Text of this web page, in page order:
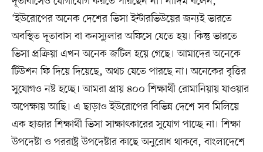
‘ইউরোপের অনেক দেশের ভিসা ইন্টারভিউয়ের জন্যই ভারতে
অবস্থিত দূতাবাস বা কনস্যুলার অফিসে যেতে হয়। কিন্তু ভারতে
ভিসা প্রক্রিয়া এখন অনেক জটিল হয়ে গেছে। আমাদের অনেকে
টিউশন ফি দিয়ে দিয়েছে, অথচ যেতে পারছে না। অনেকের বৃত্তির
সুযোগও নষ্ট হচ্ছে। আমরা প্রায় ৪০০ শিক্ষার্থী রোমানিয়ায় যাওয়ার
অপেক্ষায় আছি। এ ছাড়াও ইউরোপের বিভিন্ন দেশে সব মিলিয়ে
এক হাজার শিক্ষার্থী ভিসা সাক্ষাৎকারের সুযোগ পাচ্ছে না। শিক্ষা
উপদেষ্টা ও পররাষ্ট্র উপদেষ্টার কাছে অনুরোধ থাকবে, বাংলাদেশে